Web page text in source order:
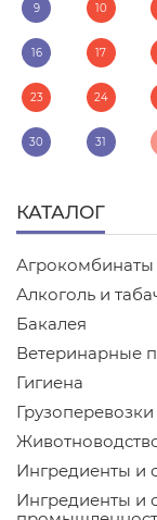
9 10
16 17
23 24
30 31
КАТАЛОГ
Агрокомбинаты
Алкоголь и
Бакалея
Ветеринарные
Гигиена
Грузоперевозки
Ингредиенты и
Ингредиенты и